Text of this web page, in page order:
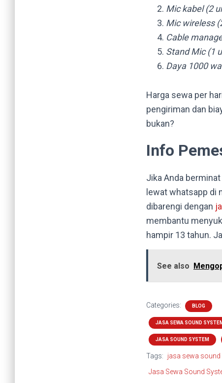
Mic kabel (2
Mic wireless
Cable
Stand Mic (1
Daya 1000
Harga sewa per
pengiriman dan
bukan?
Info
Jika Anda
lewat whatsapp di
dibarengi dengan
membantu
hampir 13 tahun.
See also
Categories: BLOG
JASA SEWA SOUND
JASA SOUND SYSTEM
Tags:
jasa sewa
Jasa Sewa Sound